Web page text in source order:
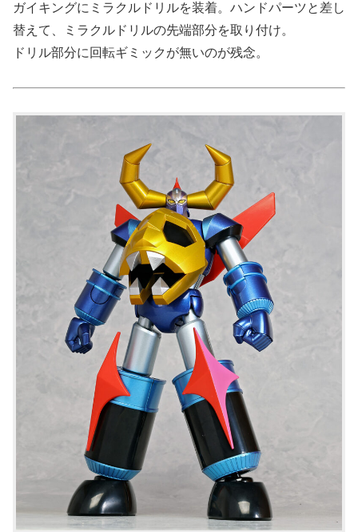
ガイキングにミラクルドリルを装着。ハンドパーツと差し
替えて、ミラクルドリルの先端部分を取り付け。
ドリル部分に回転ギミックが無いのが残念。